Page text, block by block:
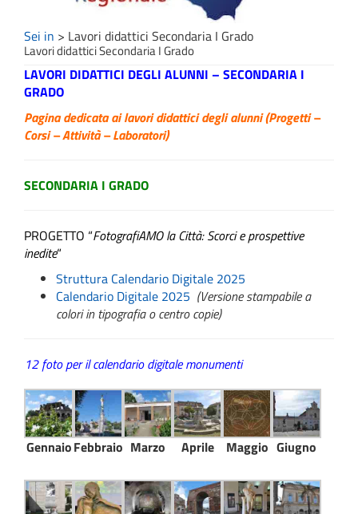
Sei in > Lavori didattici Secondaria I Grado
Lavori didattici Secondaria I Grado
LAVORI DIDATTICI DEGLI ALUNNI – SECONDARIA I
GRADO
Pagina dedicata ai lavori didattici degli alunni (Progetti –
Corsi – Attività – Laboratori)
SECONDARIA I GRADO
PROGETTO “FotografiAMO la Città: Scorci e prospettive
inedite“
Struttura Calendario Digitale 2025
Calendario Digitale 2025 (Versione stampabile a
colori in tipografia o centro copie)
12 foto per il calendario digitale monumenti
GennaioFebbraio Marzo Aprile Maggio Giugno